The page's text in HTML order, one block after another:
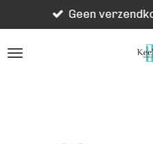
direct
naar
Geen